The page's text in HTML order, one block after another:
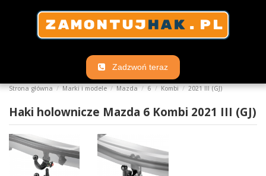
Zadzwoń teraz
Strona główna Marki i modele Mazda 6 Kombi 2021 III (GJ)
Haki holownicze Mazda 6 Kombi 2021 III (GJ)